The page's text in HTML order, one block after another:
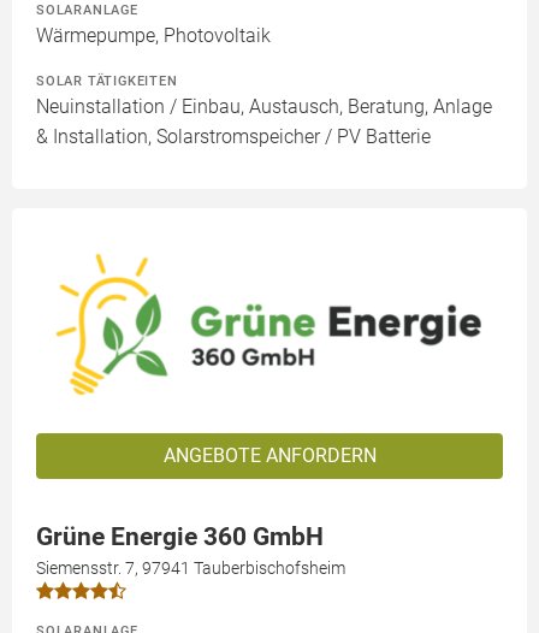
SOLARANLAGE
Wärmepumpe, Photovoltaik
SOLAR TÄTIGKEITEN
Neuinstallation / Einbau, Austausch, Beratung, Anlage
& Installation, Solarstromspeicher / PV Batterie
ANGEBOTE ANFORDERN
Grüne Energie 360 GmbH
Siemensstr. 7, 97941 Tauberbischofsheim